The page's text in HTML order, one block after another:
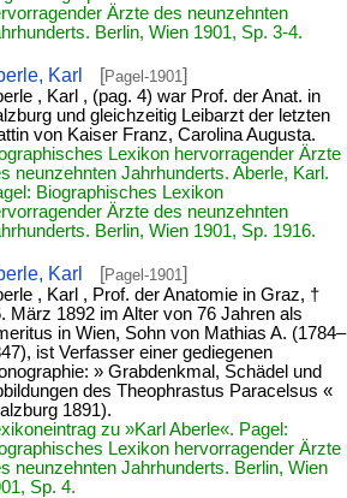
Ärzte des neunzehnten
Berlin, Wien 1901, Sp. 3-4.
Karl [Pagel-1901 ]
, Karl , (pag. 4) war Prof. der Anat. in
und gleichzeitig Leibarzt der letzten
von Kaiser Franz, Carolina Augusta.
Lexikon hervorragender Ärzte
neunzehnten Jahrhunderts. Aberle, Karl.
Biographisches Lexikon
Ärzte des neunzehnten
Berlin, Wien 1901, Sp. 1916.
Karl [Pagel-1901]
, Karl , Prof. der Anatomie in Graz, †
März 1892 im Alter von 76 Jahren als
in Wien, Sohn von Mathias A. (1784–
ist Verfasser einer gediegenen
» Grabdenkmal, Schädel und
des Theophrastus Paracelsus «
1891).
zu »Karl Aberle«. Pagel:
Lexikon hervorragender Ärzte
neunzehnten Jahrhunderts. Berlin, Wien
Sp. 4.